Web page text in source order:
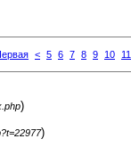
< 5 6 7 8 9 10 11
)
)